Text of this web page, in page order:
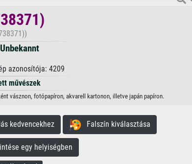
azonosítója: 4209
művészek
vásznon, fotópapíron, akvarell kartonon, illetve japán papíron.
kedvencekhez Falszín kiválasztása
egy helyiségben